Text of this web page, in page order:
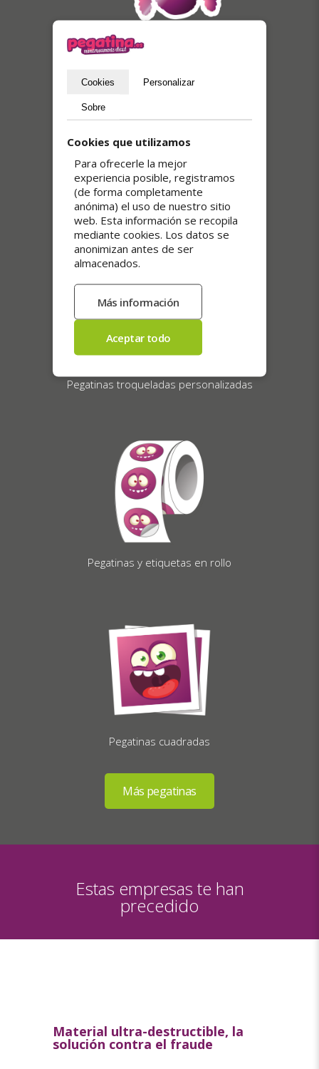
Pegatinas transparentes
Pegatinas troqueladas personalizadas
Pegatinas y etiquetas en rollo
Pegatinas cuadradas
Estas empresas te han
precedido
Material ultra-destructible, la
solución contra el fraude
Cookies Personalizar
Sobre
Cookies que utilizamos
Para ofrecerle la mejor
experiencia posible, registramos
(de forma completamente
anónima) el uso de nuestro sitio
web. Esta información se recopila
mediante cookies. Los datos se
anonimizan antes de ser
almacenados.